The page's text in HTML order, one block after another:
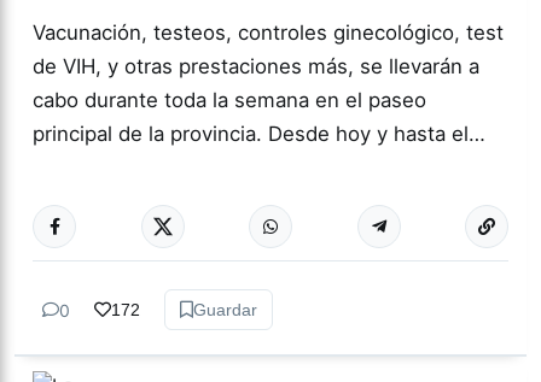
Vacunación, testeos, controles ginecológico, test
de VIH, y otras prestaciones más, se llevarán a
cabo durante toda la semana en el paseo
principal de la provincia. Desde hoy y hasta el…
TUCUMÁN Más
0 172 Guardar